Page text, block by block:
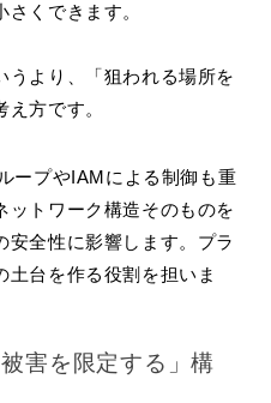
くできます。
うより、「狙われる場所を
方です。
ープやIAMによる制御も重
ットワーク構造そのものを
安全性に影響します。プラ
土台を作る役割を担いま
害を限定する」構